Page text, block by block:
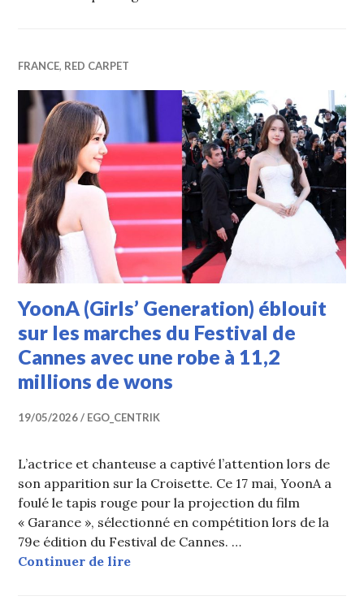
FRANCE, RED CARPET
YoonA (Girls’ Generation) éblouit
sur les marches du Festival de
Cannes avec une robe à 11,2
millions de wons
19/05/2026 EGO_CENTRIK
L’actrice et chanteuse a captivé l’attention lors de
son apparition sur la Croisette. Ce 17 mai, YoonA a
foulé le tapis rouge pour la projection du film
« Garance », sélectionné en compétition lors de la
79e édition du Festival de Cannes. …
Continuer de lireYoonA (Girls’ Generation) éblouit